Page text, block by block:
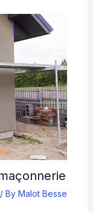
/ By Malot Besse